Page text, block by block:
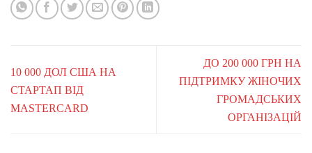
10 000 ДОЛ США НА
СТАРТАП ВІД
MASTERCARD
ДО 200 000 ГРН НА
ПІДТРИМКУ ЖІНОЧИХ
ГРОМАДСЬКИХ
ОРГАНІЗАЦІЙ